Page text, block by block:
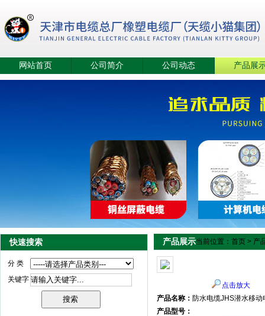
天津市电缆总厂橡塑电缆厂（天缆小猫集团）
网站首页 公司简介 公司动态 产品展
快速搜索
分 类
关键字
产品展示当前位置： 首页 > 产
点击放大
产品名称： 防水电缆JHS潜水移动
产品型号：